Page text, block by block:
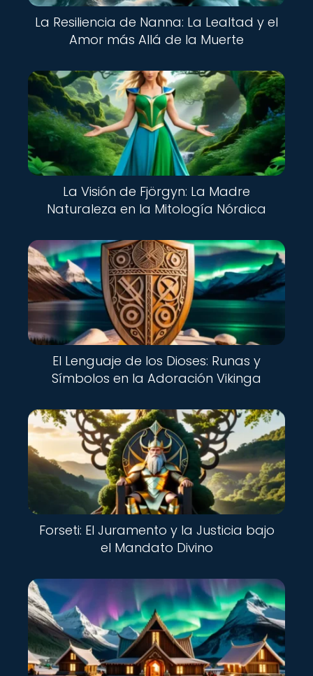
La Resiliencia de Nanna: La Lealtad y el
Amor más Allá de la Muerte
La Visión de Fjörgyn: La Madre
Naturaleza en la Mitología Nórdica
El Lenguaje de los Dioses: Runas y
Símbolos en la Adoración Vikinga
Forseti: El Juramento y la Justicia bajo
el Mandato Divino